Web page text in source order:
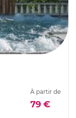
À partir de
79 €